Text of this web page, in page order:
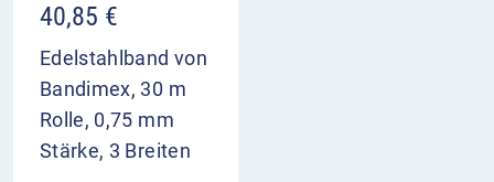
40,85 €
Edelstahlband von
Bandimex, 30 m
Rolle, 0,75 mm
Stärke, 3 Breiten